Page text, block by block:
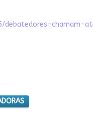
debatedores-